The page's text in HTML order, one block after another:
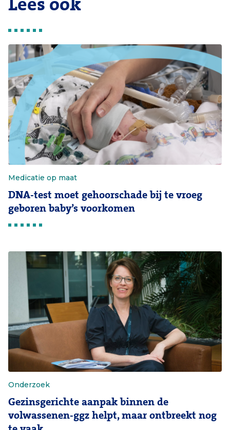
Lees ook
Medicatie op maat
DNA-test moet gehoorschade bij te vroeg
geboren baby’s voorkomen
Onderzoek
Gezinsgerichte aanpak binnen de
volwassenen-ggz helpt, maar ontbreekt nog